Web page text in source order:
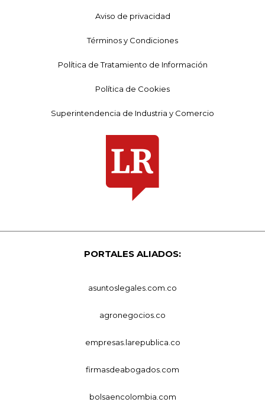
Aviso de privacidad
Términos y Condiciones
Política de Tratamiento de Información
Política de Cookies
Superintendencia de Industria y Comercio
PORTALES ALIADOS:
asuntoslegales.com.co
agronegocios.co
empresas.larepublica.co
firmasdeabogados.com
bolsaencolombia.com